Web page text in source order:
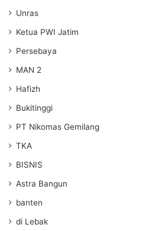
Unras
Ketua PWI Jatim
Persebaya
MAN 2
Hafizh
Bukitinggi
PT Nikomas Gemilang
TKA
BISNIS
Astra Bangun
banten
di Lebak